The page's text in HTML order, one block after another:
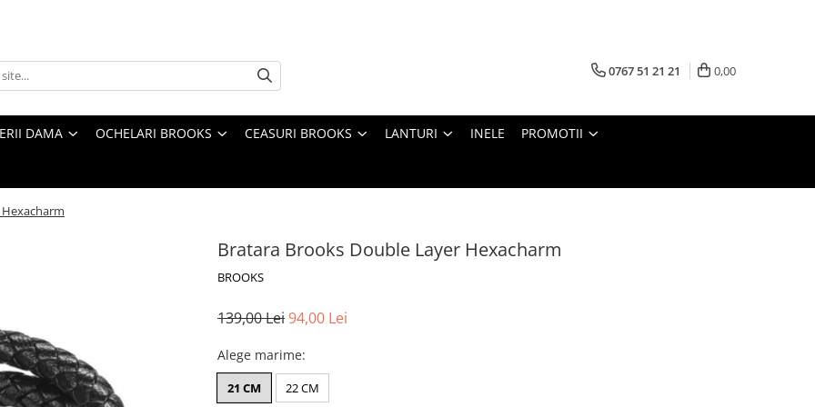
0767 51 21 21 0,00
DAMA OCHELARI BROOKS CEASURI BROOKS LANTURI INELE PROMOTII
Bratara Brooks Double Layer Hexacharm
BROOKS
139,00 Lei94,00 Lei
Alege marime:
21 CM 22 CM